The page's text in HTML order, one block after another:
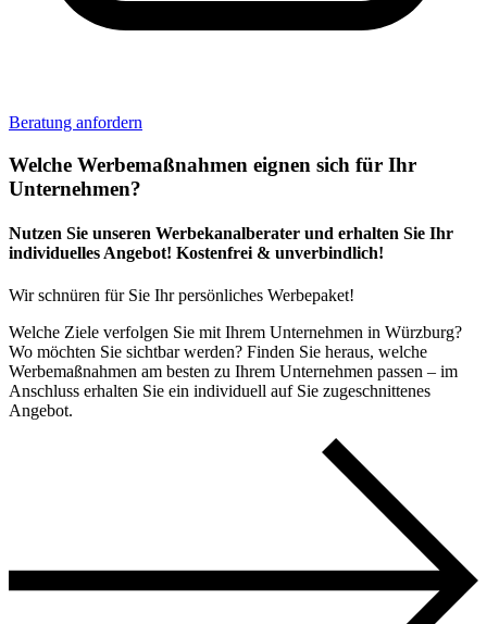
Beratung anfordern
Welche Werbemaßnahmen eignen sich für Ihr
Unternehmen?
Nutzen Sie unseren Werbekanalberater und erhalten Sie Ihr
individuelles Angebot! Kostenfrei & unverbindlich!
Wir schnüren für Sie Ihr persönliches Werbepaket!​
Welche Ziele verfolgen Sie mit Ihrem Unternehmen in Würzburg?
Wo möchten Sie sichtbar werden? Finden Sie heraus, welche
Werbemaßnahmen am besten zu Ihrem Unternehmen passen – im
Anschluss erhalten Sie ein individuell auf Sie zugeschnittenes
Angebot.